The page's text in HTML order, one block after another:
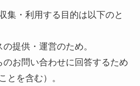
集・利用する目的は以下のと
の提供・運営のため。
のお問い合わせに回答するため
とを含む）。